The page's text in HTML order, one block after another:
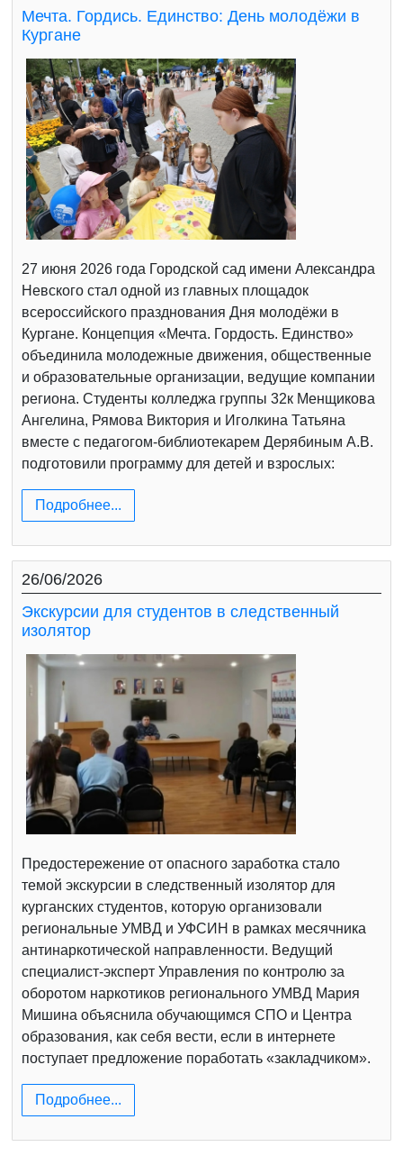
Мечта. Гордись. Единство: День молодёжи в
Кургане
27 июня 2026 года Городской сад имени Александра
Невского стал одной из главных площадок
всероссийского празднования Дня молодёжи в
Кургане. Концепция «Мечта. Гордость. Единство»
объединила молодежные движения, общественные
и образовательные организации, ведущие компании
региона. Студенты колледжа группы 32к Менщикова
Ангелина, Рямова Виктория и Иголкина Татьяна
вместе с педагогом-библиотекарем Дерябиным А.В.
подготовили программу для детей и взрослых:
Подробнее...
26/06/2026
Экскурсии для студентов в следственный
изолятор
Предостережение от опасного заработка стало
темой экскурсии в следственный изолятор для
курганских студентов, которую организовали
региональные УМВД и УФСИН в рамках месячника
антинаркотической направленности. Ведущий
специалист-эксперт Управления по контролю за
оборотом наркотиков регионального УМВД Мария
Мишина объяснила обучающимся СПО и Центра
образования, как себя вести, если в интернете
поступает предложение поработать «закладчиком».
Подробнее...